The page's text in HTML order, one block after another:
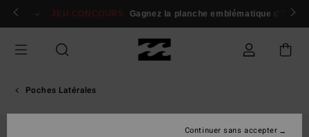
Passer
Se connecter / s'inscrire
JEU CONCOURS Gagnez la planche emblématique d'Andy
Poches Latérales
Continuer sans accepter